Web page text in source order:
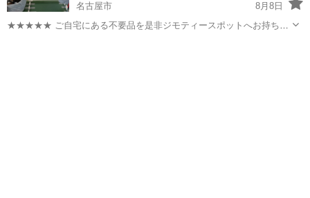
名古屋市
8月8日
★★★★★ ご自宅にある不要品を是非ジモティースポットへお持ち込